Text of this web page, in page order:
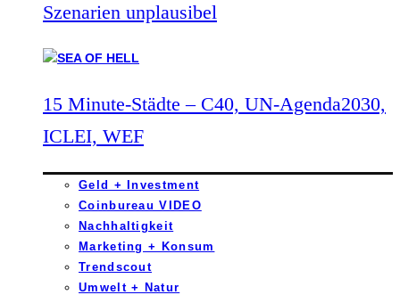
Szenarien unplausibel
15 Minute-Städte – C40, UN-Agenda2030,
ICLEI, WEF
Geld + Investment
Coinbureau VIDEO
Nachhaltigkeit
Marketing + Konsum
Trendscout
Umwelt + Natur